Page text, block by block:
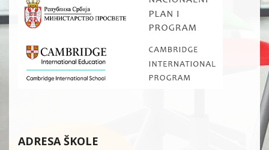
ADRESA ŠKOLE